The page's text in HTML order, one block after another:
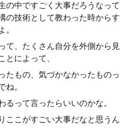
の中ですごく大事だろうなって
の技術として教わった時からす
。
て、たくさん自分を外側から見
とによって、
たもの、気づかなかったものっ
ね。
るって言ったらいいのかな。
ここがすごい大事だなと思うん